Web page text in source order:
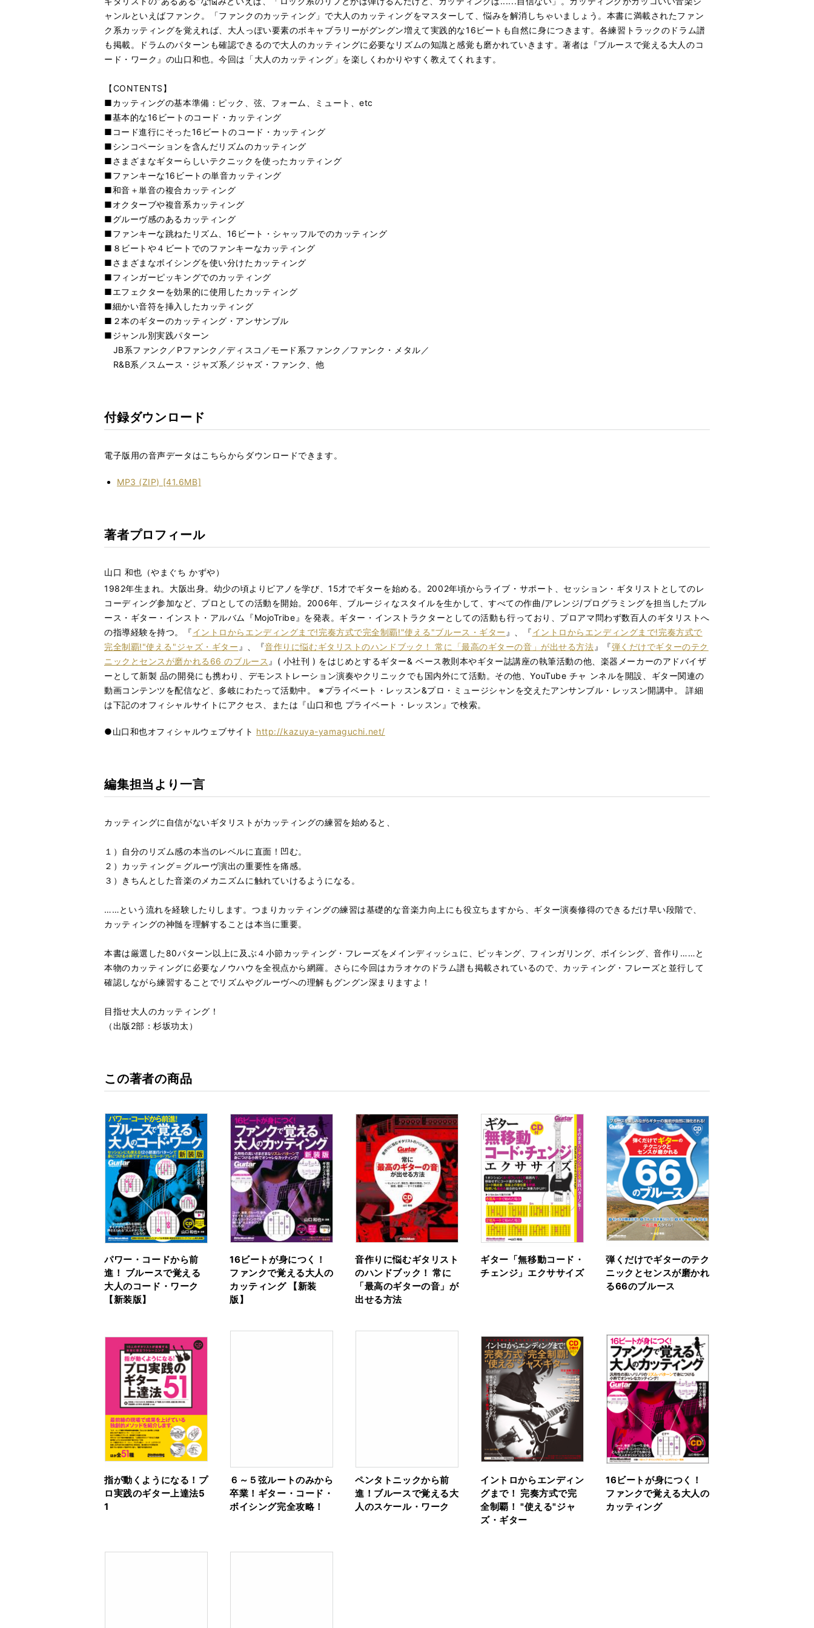
ャンルといえばファンク。「ファンクのカッティング」で大人のカッティングをマスターして、悩みを解消しちゃいましょう。本書に満載されたファン
ク系カッティングを覚えれば、大人っぽい要素のボキャブラリーがグングン増えて実践的な16ビートも自然に身につきます。各練習トラックのドラム譜
も掲載。ドラムのパターンも確認できるので大人のカッティングに必要なリズムの知識と感覚も磨かれていきます。著者は『ブルースで覚える大人のコ
ード・ワーク』の山口和也。今回は「大人のカッティング」を楽しくわかりやすく教えてくれます。
【CONTENTS】
■カッティングの基本準備：ピック、弦、フォーム、ミュート、etc
■基本的な16ビートのコード・カッティング
■コード進行にそった16ビートのコード・カッティング
■シンコペーションを含んだリズムのカッティング
■さまざまなギターらしいテクニックを使ったカッティング
■ファンキーな16ビートの単音カッティング
■和音＋単音の複合カッティング
■オクターブや複音系カッティング
■グルーヴ感のあるカッティング
■ファンキーな跳ねたリズム、16ビート・シャッフルでのカッティング
■８ビートや４ビートでのファンキーなカッティング
■さまざまなボイシングを使い分けたカッティング
■フィンガーピッキングでのカッティング
■エフェクターを効果的に使用したカッティング
■細かい音符を挿入したカッティング
■２本のギターのカッティング・アンサンブル
■ジャンル別実践パターン
JB系ファンク／Pファンク／ディスコ／モード系ファンク／ファンク・メタル／
R&B系／スムース・ジャズ系／ジャズ・ファンク、他
付録ダウンロード
電子版用の音声データはこちらからダウンロードできます。
MP3 (ZIP) [41.6MB]
著者プロフィール
山口 和也（やまぐち かずや）
1982年生まれ。大阪出身。幼少の頃よりピアノを学び、15才でギターを始める。2002年頃からライブ・サポート、セッション・ギタリストとしてのレ
コーディング参加など、プロとしての活動を開始。2006年、ブルージィなスタイルを生かして、すべての作曲/アレンジ/プログラミングを担当したブル
ース・ギター・インスト・アルバム『MojoTribe』を発表。ギター・インストラクターとしての活動も行っており、プロアマ問わず数百人のギタリストへ
の指導経験を持つ。『イントロからエンディングまで!完奏方式で完全制覇!"使える"ブルース・ギター 』、『イントロからエンディングまで!完奏方式で
完全制覇!"使える"ジャズ・ギター 』、『音作りに悩むギタリストのハンドブック！ 常に「最高のギターの音」が出せる方法 』『弾くだけでギターのテク
ニックとセンスが磨かれる66 のブルース 』( 小社刊 ) をはじめとするギター& ベース教則本やギター誌講座の執筆活動の他、楽器メーカーのアドバイザ
ーとして新製 品の開発にも携わり、デモンストレーション演奏やクリニックでも国内外にて活動。その他、YouTube チャ ンネルを開設、ギター関連の
動画コンテンツを配信など、多岐にわたって活動中。 ※プライベート・レッスン&プロ・ミュージシャンを交えたアンサンブル・レッスン開講中。 詳細
は下記のオフィシャルサイトにアクセス、または『山口和也 プライベート・レッスン』で検索。
●山口和也オフィシャルウェブサイト http://kazuya-yamaguchi.net/
編集担当より一言
カッティングに自信がないギタリストがカッティングの練習を始めると、
１）自分のリズム感の本当のレベルに直面！凹む。
２）カッティング＝グルーヴ演出の重要性を痛感。
３）きちんとした音楽のメカニズムに触れていけるようになる。
……という流れを経験したりします。つまりカッティングの練習は基礎的な音楽力向上にも役立ちますから、ギター演奏修得のできるだけ早い段階で、
カッティングの神髄を理解することは本当に重要。
本書は厳選した80パターン以上に及ぶ４小節カッティング・フレーズをメインディッシュに、ピッキング、フィンガリング、ボイシング、音作り……と
本物のカッティングに必要なノウハウを全視点から網羅。さらに今回はカラオケのドラム譜も掲載されているので、カッティング・フレーズと並行して
確認しながら練習することでリズムやグルーヴへの理解もグングン深まりますよ！
目指せ大人のカッティング！
（出版2部：杉坂功太）
この著者の商品
パワー・コードから前
進！ ブルースで覚える
大人のコード・ワーク
【新装版】
16ビートが身につく！
ファンクで覚える大人の
カッティング 【新装
版】
音作りに悩むギタリスト
のハンドブック！ 常に
「最高のギターの音」が
出せる方法
ギター「無移動コード・
チェンジ」エクササイズ
弾くだけでギターのテク
ニックとセンスが磨かれ
る66のブルース
指が動くようになる！プ
ロ実践のギター上達法5
1
６～５弦ルートのみから
卒業！ギター・コード・
ボイシング完全攻略！
ペンタトニックから前
進！ブルースで覚える大
人のスケール・ワーク
イントロからエンディン
グまで！ 完奏方式で完
全制覇！ "使える"ジャ
ズ・ギター
16ビートが身につく！
ファンクで覚える大人の
カッティング